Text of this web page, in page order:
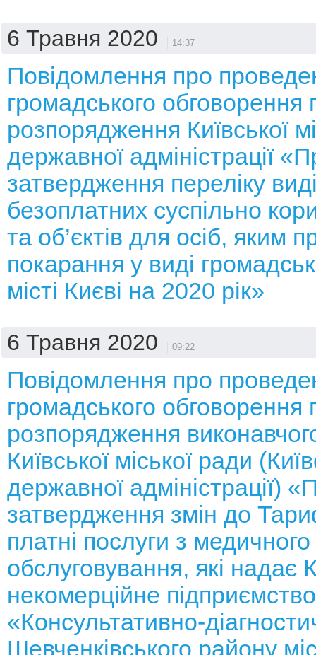
6 Травня 2020 14:37
Повідомлення про
громадського обговорення
розпорядження Київської
державної адміністрації
затвердження переліку
безоплатних суспільно
та об’єктів для осіб, яким
покарання у виді
місті Києві на 2020 рік»
6 Травня 2020 09:22
Повідомлення про
громадського обговорення
розпорядження
Київської міської ради
державної адміністрації)
затвердження змін до
платні послуги з медичного
обслуговування, які надає
некомерційне підприємство
«Консультативно-
Шевченківського району